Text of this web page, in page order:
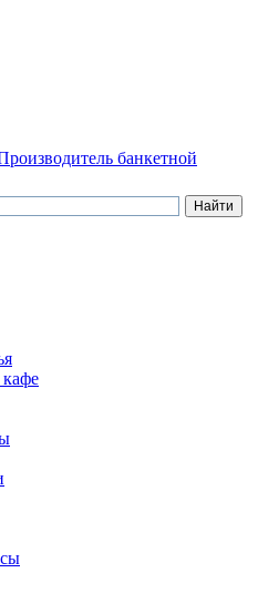
банкетной
кафе